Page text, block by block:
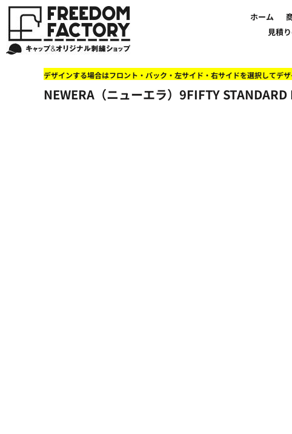
ホーム
見積
デザインする場合はフロント・バック・左サイド・右サイドを選択してデ
NEWERA（ニューエラ）9FIFTY
ホーム
商品一覧から選ぶ
商品一覧から選ぶ
オーダー方法
オーダー方法
新着おすすめ商品
セール
NEW ERA BLANK CAP(ニューエラ 無地キャップ）
FLEXFIT/YUPOONG（フレックスフィット/ユーポン 無地キャップ）
その他ブランドブランク無地キャップ
オリジナル刺繍をオーダー
文字でデザインする場合
お客様のデザインをアップロードする場合
ネットで購入した方で再注文したい方へ
Q&A 質問と回答参考事例
【帽子】刺繍価格について
【アパレル】刺繍価格について
送料について
オリジナル刺繍製作事例
オリジナル刺繍価格参考事例
バッグやTシャツにも刺繍可能
59FIFTYとは?
ユーポン/フレックスフィットとは
ユナイテッドアスレ取り扱い開始!
キャラクターワッペン販売中!
商品紹介・新着情報
刺繍・デザインの知識
刺繍ミシン・設備紹介
帽子のメンテナンス他
FREEDOM
アルファベット3D刺繍 花文字A A-Z
ワッペン
湘南
父の日
法人・企業向け商品特集
イベント・販促向け商品特集
学校・部活向け商品特集